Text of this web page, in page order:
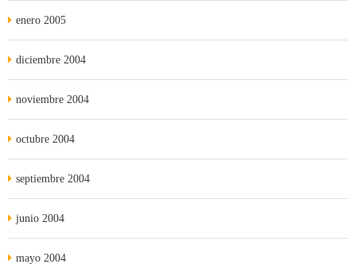
enero 2005
diciembre 2004
noviembre 2004
octubre 2004
septiembre 2004
junio 2004
mayo 2004